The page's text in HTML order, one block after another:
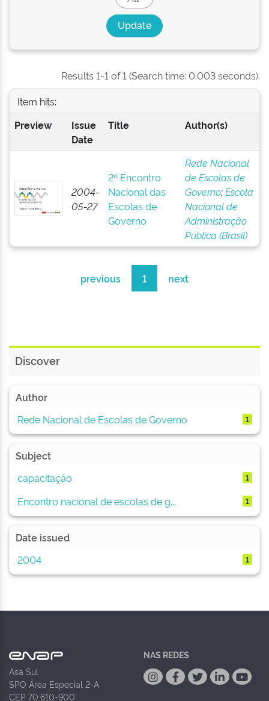
Results 1-1 of 1 (Search time: 0.003 seconds).
Item hits:
Preview
Issue
Date
Title Author(s)
2004-
05-27
2º Encontro
Nacional das
Escolas de
Governo
Rede Nacional
de Escolas de
Governo;Escola
Nacional de
Administração
Pública (Brasil)
previous 1 next
Discover
Author
Rede Nacional de Escolas de Governo
1
Subject
capacitação
1
Encontro nacional de escolas de g... 1
Date issued
2004
1
Asa Sul
SPO Área Especial 2-A
CEP 70.610-900
NAS REDES